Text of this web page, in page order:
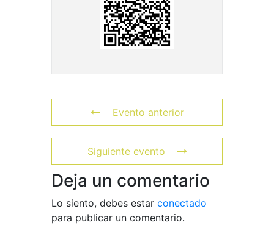
Evento anterior
Siguiente evento
Deja un comentario
Lo siento, debes estar conectado
para publicar un comentario.